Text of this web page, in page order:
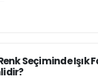
Seçiminde Işık